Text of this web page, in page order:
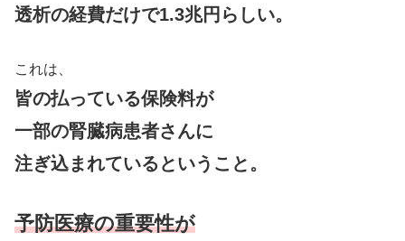
透析の経費だけで1.3兆円らしい。
これは、
皆の払っている保険料が
一部の腎臓病患者さんに
注ぎ込まれているということ。
予防医療の重要性が